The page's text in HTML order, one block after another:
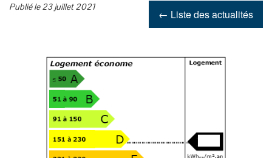
← Liste des actualités
Publié le 23 juillet 2021